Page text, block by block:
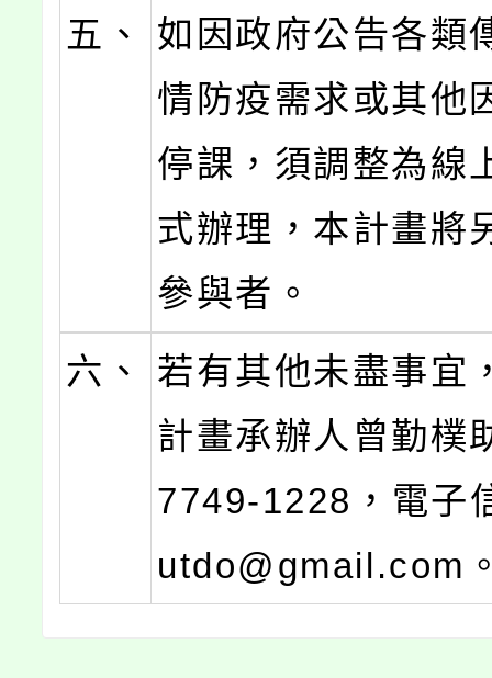
五、
如因政府公告各類
情防疫需求或其他
停課，須調整為線
式辦理，本計畫將
參與者。
六、
若有其他未盡事宜
計畫承辦人曾勤樸
7749-1228，電子
utdo@gmail.com